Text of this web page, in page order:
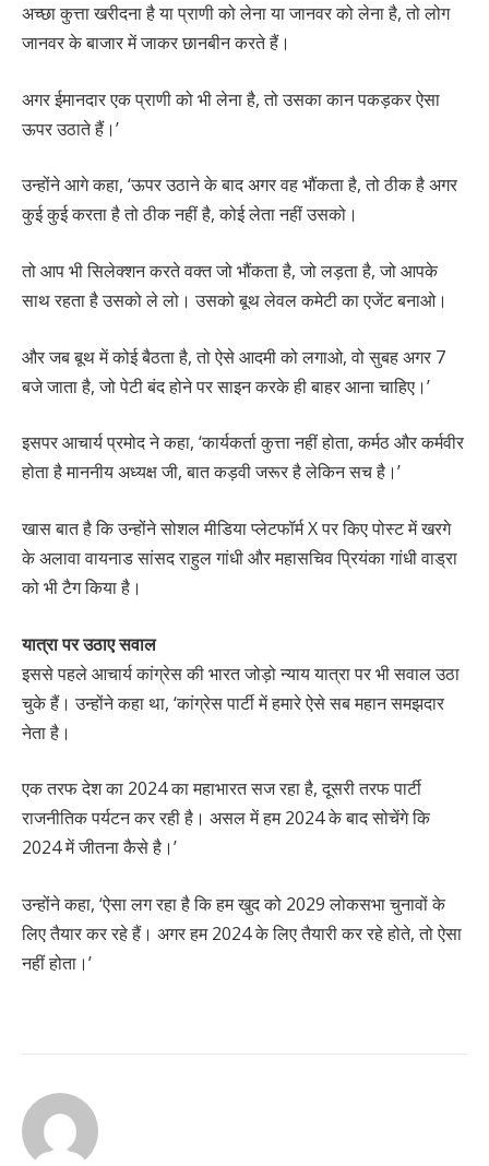
अच्छा कुत्ता खरीदना है या प्राणी को लेना या जानवर को लेना है, तो लोग
जानवर के बाजार में जाकर छानबीन करते हैं।
अगर ईमानदार एक प्राणी को भी लेना है, तो उसका कान पकड़कर ऐसा
ऊपर उठाते हैं।’
उन्होंने आगे कहा, ‘ऊपर उठाने के बाद अगर वह भौंकता है, तो ठीक है अगर
कुई कुई करता है तो ठीक नहीं है, कोई लेता नहीं उसको।
तो आप भी सिलेक्शन करते वक्त जो भौंकता है, जो लड़ता है, जो आपके
साथ रहता है उसको ले लो। उसको बूथ लेवल कमेटी का एजेंट बनाओ।
और जब बूथ में कोई बैठता है, तो ऐसे आदमी को लगाओ, वो सुबह अगर 7
बजे जाता है, जो पेटी बंद होने पर साइन करके ही बाहर आना चाहिए।’
इसपर आचार्य प्रमोद ने कहा, ‘कार्यकर्ता कुत्ता नहीं होता, कर्मठ और कर्मवीर
होता है माननीय अध्यक्ष जी, बात कड़वी जरूर है लेकिन सच है।’
खास बात है कि उन्होंने सोशल मीडिया प्लेटफॉर्म X पर किए पोस्ट में खरगे
के अलावा वायनाड सांसद राहुल गांधी और महासचिव प्रियंका गांधी वाड्रा
को भी टैग किया है।
यात्रा पर उठाए सवाल
इससे पहले आचार्य कांग्रेस की भारत जोड़ो न्याय यात्रा पर भी सवाल उठा
चुके हैं। उन्होंने कहा था, ‘कांग्रेस पार्टी में हमारे ऐसे सब महान समझदार
नेता है।
एक तरफ देश का 2024 का महाभारत सज रहा है, दूसरी तरफ पार्टी
राजनीतिक पर्यटन कर रही है। असल में हम 2024 के बाद सोचेंगे कि
2024 में जीतना कैसे है।’
उन्होंने कहा, ‘ऐसा लग रहा है कि हम खुद को 2029 लोकसभा चुनावों के
लिए तैयार कर रहे हैं। अगर हम 2024 के लिए तैयारी कर रहे होते, तो ऐसा
नहीं होता।’